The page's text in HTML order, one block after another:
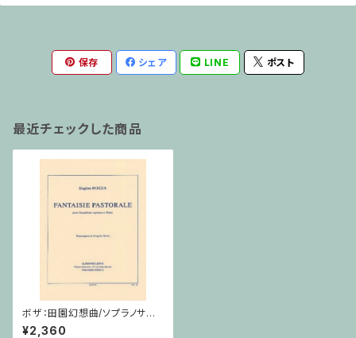
保存 シェア LINE ポスト
最近チェックした商品
ボザ：田園幻想曲/ソプラノサク
ソフォーン・ピアノ
¥2,360